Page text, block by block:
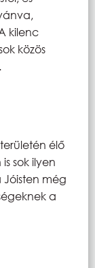
kilenc
közös
élő
sok ilyen
Jóisten még
a